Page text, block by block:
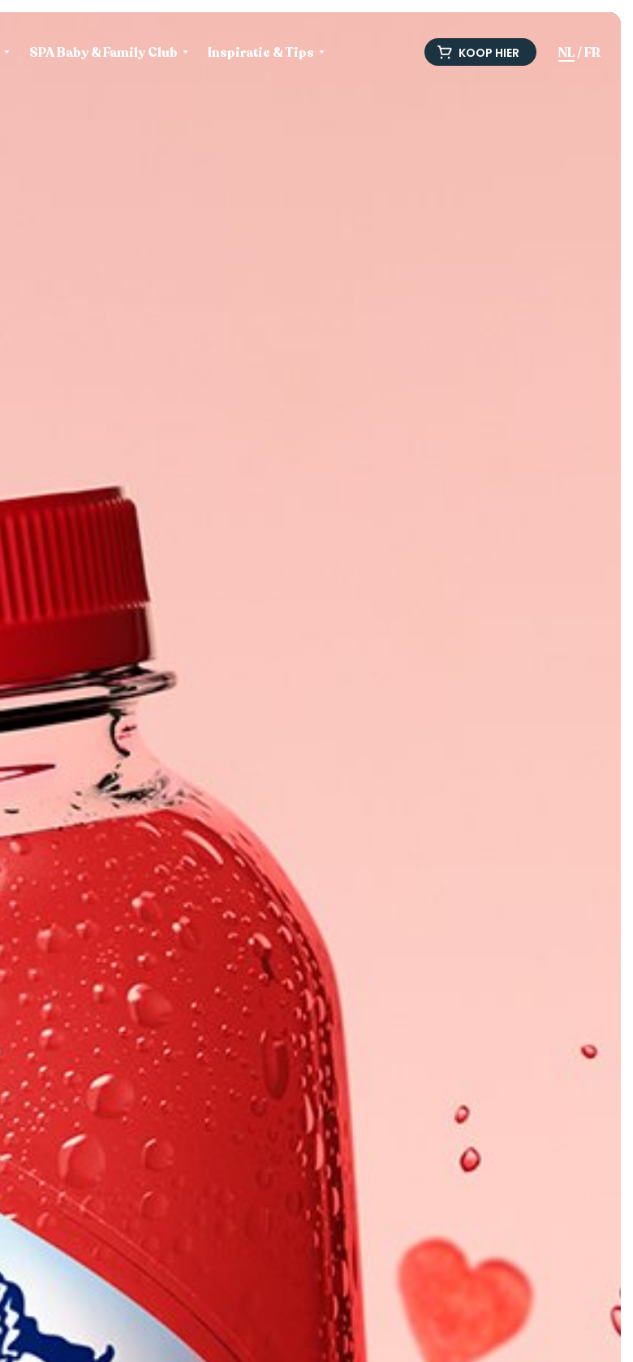
SPA Baby & Family Club Inspiratie & Tips KOOP HIER NL/FR